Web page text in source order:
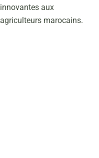
innovantes aux
agriculteurs marocains.